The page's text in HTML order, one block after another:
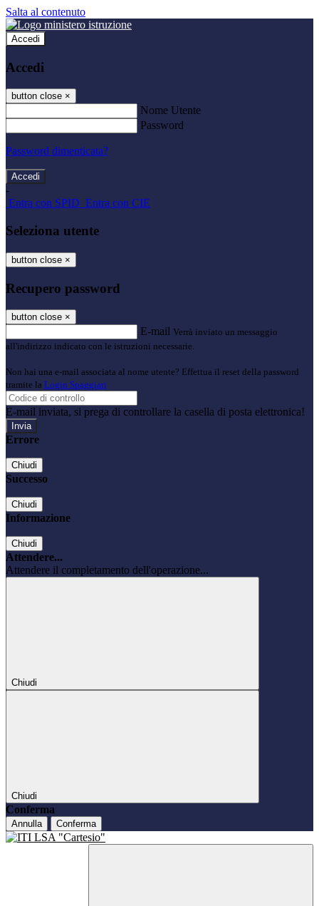
Salta al contenuto
Accedi
Accedi
button close ×
Nome Utente
Password
Password dimenticata?
-
Entra con SPID Entra con CIE
Seleziona utente
button close ×
Recupero password
button close ×
E-mail Verrà inviato un messaggio
all'indirizzo indicato con le istruzioni necessarie.
Non hai una e-mail associata al nome utente? Effettua il reset della password
tramite la Login Spaggiari
E-mail inviata, si prega di controllare la casella di posta elettronica!
Errore
Chiudi
Successo
Chiudi
Informazione
Chiudi
Attendere...
Attendere il completamento dell'operazione...
Chiudi
Chiudi
Conferma
Annulla Conferma